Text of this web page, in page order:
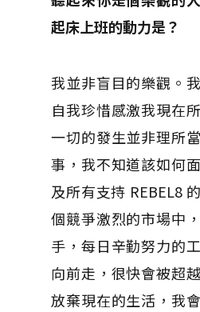
起床上班的動力是？
我並非盲目的樂觀。
自我珍惜感激我現在
一切的發生並非理所
事，我不知道該如何
及所有支持 REBEL8
個競爭激烈的市場中
手，每日辛勤努力的
向前走，很快會被超
放棄現在的生活，我